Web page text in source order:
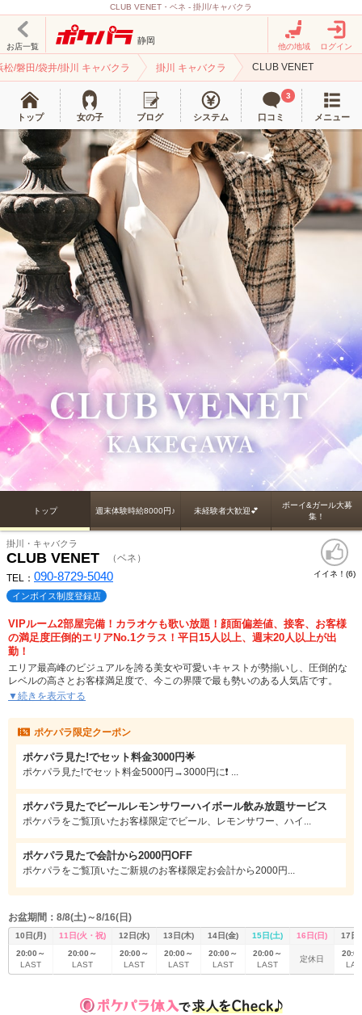
CLUB VENET・ベネ - 掛川/キャバクラ
お店一覧
静岡
他の地域 ログイン
松/磐田/袋井/掛川 キャバクラ 掛川 キャバクラ CLUB VENET
トップ 女の子 ブログ システム 口コミ
3
メニュー
トップ 週末体験時給8000円♪ 未経験者大歓迎💕
ボーイ&ガール大募
集！
掛川・キャバクラ
CLUB VENET
（ベネ）
TEL： 090-8729-5040 イイネ！(6)
インボイス制度登録店
VIPルーム2部屋完備！カラオケも歌い放題！顔面偏差値、接客、お客様
の満足度圧倒的エリアNo.1クラス！平日15人以上、週末20人以上が出
勤！
エリア最高峰のビジュアルを誇る美女や可愛いキャストが勢揃いし、圧倒的な
レベルの高さとお客様満足度で、今この界隈で最も勢いのある人気店です。
人数。キャストからも愛されるお店だからこそ生まれるポジティブな空気感の
中、いつお越しいただいても多彩な顔ぶれが皆様を華やかにお迎えいたしま
す。
賑やかで活気あふれる空間で、日常の喧騒を忘れて心ゆくまで羽を伸ばし、至
▼続きを表示する
ポケパラ限定クーポン
ポケパラ見た!でセット料金3000円🌟
ポケパラ見た!でセット料金5000円→3000円に❗️ ...
ポケパラ見たでビールレモンサワーハイボール飲み放題サービス
ポケパラをご覧頂いたお客様限定でビール、レモンサワー、ハイ...
ポケパラ見たで会計から2000円OFF
ポケパラをご覧頂いたご新規のお客様限定お会計から2000円...
お盆期間：8/8(土)～8/16(日)
10日(月) 11日(火・祝) 12日(水) 13日(木) 14日(金) 15日(土) 16日(日)
17日
20:00～
LAST
20:00～
LAST
20:00～
LAST
20:00～
LAST
20:00～
LAST
20:00～
LAST
定休日